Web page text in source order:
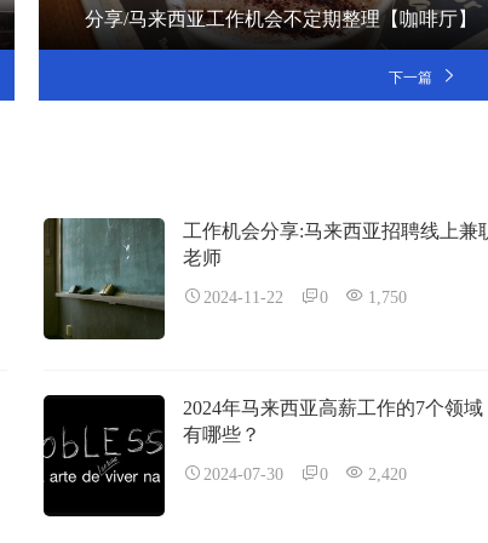
分享/马来西亚工作机会不定期整理【咖啡厅】
下一篇
工作机会分享:马来西亚招聘线上兼
老师
2024-11-22 0 1,750
2024年马来西亚高薪工作的7个领域
有哪些？
2024-07-30 0 2,420